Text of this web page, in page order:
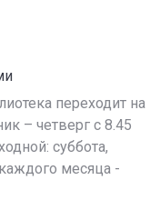
переходит на
– четверг с 8.45
суббота,
месяца -